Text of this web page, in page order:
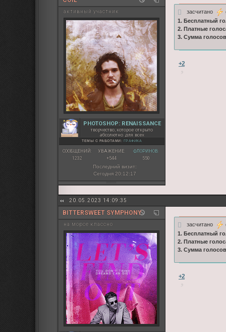
активный участник
PHOTOSHOP: RENAISSANCE
творчество, которое открыто
абсолютно для всех
ТЕМЫ С РАБОТАМИ: ГРАФИКА
СООБЩЕНИЙ:
1232
УВАЖЕНИЕ:
+544
ФЛОРИНОВ:
550
Последний визит:
Сегодня 20:12:17
засчитано
1. Бесплатный
2. Платные
3. Сумма
+2
20.05.2023 14:09:35
BITTERSWEET SYMPHONY
на морсе классно засчитано
1. Бесплатный
2. Платные
3. Сумма
+2